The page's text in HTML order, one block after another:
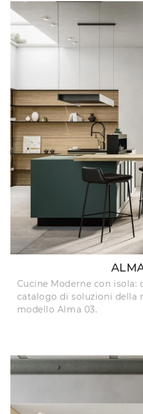
Cucine Moderne con isola:
catalogo di soluzioni della
modello Alma 03.